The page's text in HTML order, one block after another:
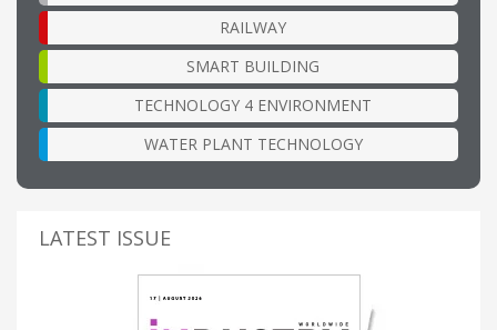
RAILWAY
SMART BUILDING
TECHNOLOGY 4 ENVIRONMENT
WATER PLANT TECHNOLOGY
LATEST ISSUE